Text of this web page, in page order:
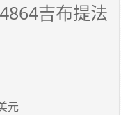
吉布提法
元